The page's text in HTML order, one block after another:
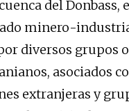
del Donbass,
minero-
diversos grupos
asociados
extranjeras y